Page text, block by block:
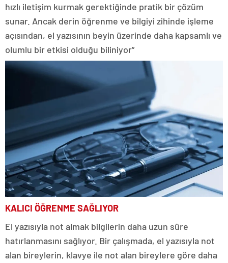
hızlı iletişim kurmak gerektiğinde pratik bir çözüm
sunar. Ancak derin öğrenme ve bilgiyi zihinde işleme
açısından, el yazısının beyin üzerinde daha kapsamlı ve
olumlu bir etkisi olduğu biliniyor”
KALICI ÖĞRENME SAĞLIYOR
El yazısıyla not almak bilgilerin daha uzun süre
hatırlanmasını sağlıyor. Bir çalışmada, el yazısıyla not
alan bireylerin, klavye ile not alan bireylere göre daha